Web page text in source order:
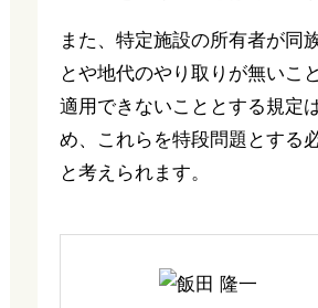
また、特定施設の所有者が同
とや地代のやり取りが無いこ
適用できないこととする規定
め、これらを特段問題とする
と考えられます。